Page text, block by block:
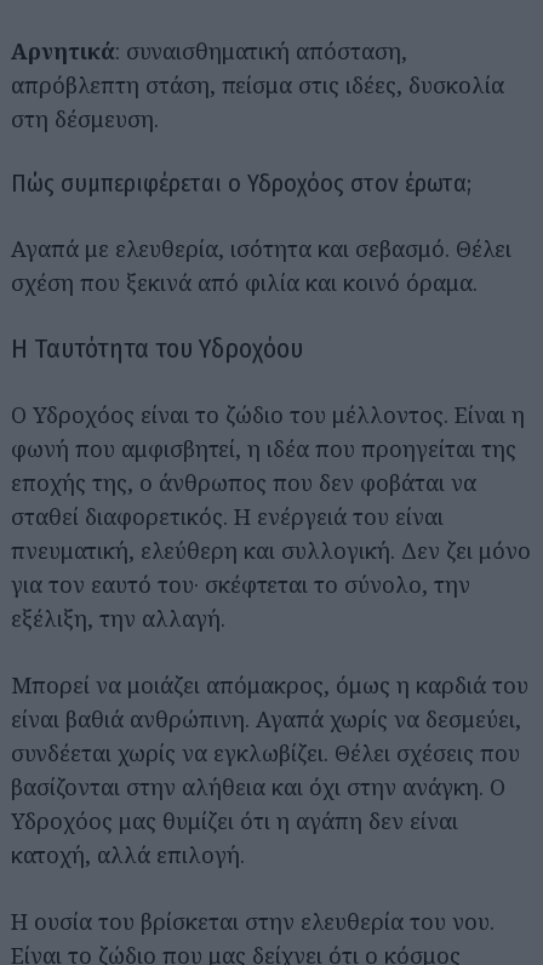
Αρνητικά: συναισθηματική απόσταση,
απρόβλεπτη στάση, πείσμα στις ιδέες, δυσκολία
στη δέσμευση.
Πώς συμπεριφέρεται ο Υδροχόος στον έρωτα;
Αγαπά με ελευθερία, ισότητα και σεβασμό. Θέλει
σχέση που ξεκινά από φιλία και κοινό όραμα.
Η Ταυτότητα του Υδροχόου
Ο Υδροχόος είναι το ζώδιο του μέλλοντος. Είναι η
φωνή που αμφισβητεί, η ιδέα που προηγείται της
εποχής της, ο άνθρωπος που δεν φοβάται να
σταθεί διαφορετικός. Η ενέργειά του είναι
πνευματική, ελεύθερη και συλλογική. Δεν ζει μόνο
για τον εαυτό του· σκέφτεται το σύνολο, την
εξέλιξη, την αλλαγή.
Μπορεί να μοιάζει απόμακρος, όμως η καρδιά του
είναι βαθιά ανθρώπινη. Αγαπά χωρίς να δεσμεύει,
συνδέεται χωρίς να εγκλωβίζει. Θέλει σχέσεις που
βασίζονται στην αλήθεια και όχι στην ανάγκη. Ο
Υδροχόος μας θυμίζει ότι η αγάπη δεν είναι
κατοχή, αλλά επιλογή.
Η ουσία του βρίσκεται στην ελευθερία του νου.
Είναι το ζώδιο που μας δείχνει ότι ο κόσμος